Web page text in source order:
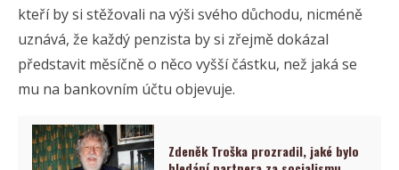
kteří by si stěžovali na výši svého důchodu, nicméně
uznává, že každý penzista by si zřejmě dokázal
představit měsíčně o něco vyšší částku, než jaká se
mu na bankovním účtu objevuje.
Zdeněk Troška prozradil, jaké bylo